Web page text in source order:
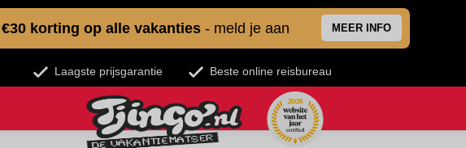
€30 korting op alle vakanties - meld je aan MEER INFO
Laagste prijsgarantie Beste online reisbureau